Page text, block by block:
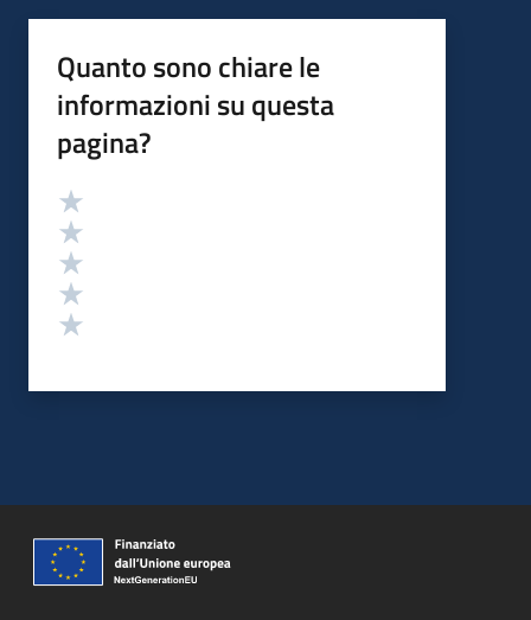
Quanto sono chiare le
informazioni su questa
pagina?
Valutazione